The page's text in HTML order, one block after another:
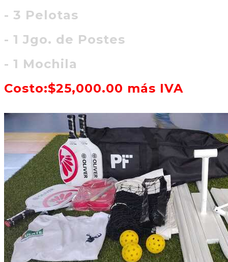
- 3 Pelotas
- 1 Jgo. de Postes
- 1 Mochila
Costo:$25,000.00 más IVA